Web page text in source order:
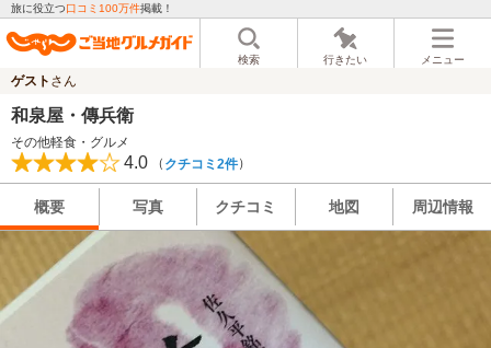
旅に役立つ口コミ100万件掲載！
検索 行きたい メニュー
ゲスト さん
和泉屋・傳兵衛
その他軽食・グルメ
4.0 （ クチコミ2件）
概要 写真 クチコミ 地図 周辺情報